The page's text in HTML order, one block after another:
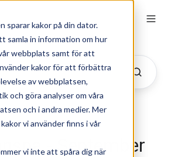
sparar kakor på din dator.
samla in information om hur
webbplats samt för att
kakor för att förbättra
av webbplatsen,
och göra analyser om våra
och i andra medier. Mer
vi använder finns i vår
vi inte att spåra dig när
- September